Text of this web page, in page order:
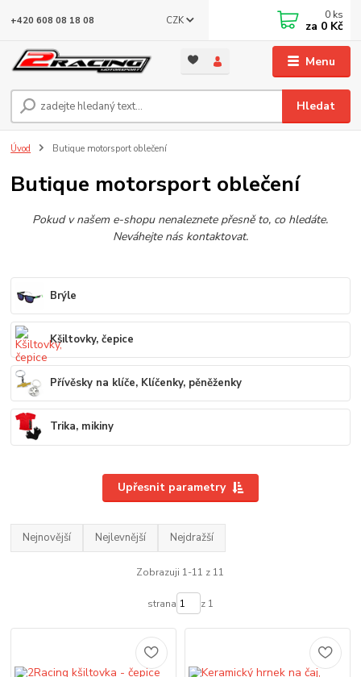
Menu
CZK
Hledat
+420 608 08 18 08 0 ks
za 0 Kč
Úvod Butique motorsport oblečení
Butique motorsport oblečení
Pokud v našem e-shopu nenaleznete přesně to, co hledáte.
Neváhejte nás kontaktovat.
Brýle
Kšiltovky, čepice
Přívěsky na klíče, Klíčenky, pěněženky
Trika, mikiny
Upřesnit parametry
Nejnovější Nejlevnější Nejdražší
Zobrazuji 1-11 z 11
strana z 1